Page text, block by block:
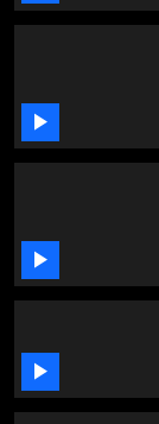


